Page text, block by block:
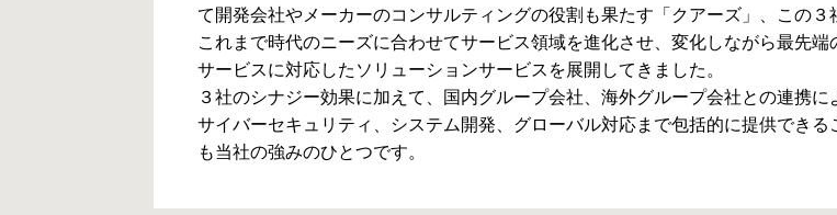
て開発会社やメーカーのコンサルティングの役割も果たす「クアーズ」、この３
これまで時代のニーズに合わせてサービス領域を進化させ、変化しながら最先端
サービスに対応したソリューションサービスを展開してきました。
３社のシナジー効果に加えて、国内グループ会社、海外グループ会社との連携に
サイバーセキュリティ、システム開発、グローバル対応まで包括的に提供できる
も当社の強みのひとつです。